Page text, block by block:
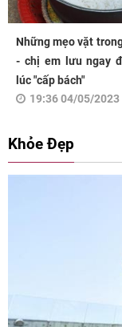
Những mẹo vặt
- chị em lưu ngay
lúc "cấp bách"
19:36 04/05/2023
Khỏe Đẹp